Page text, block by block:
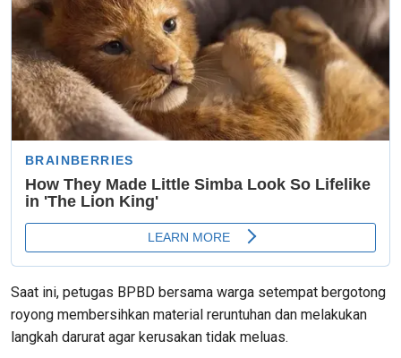
Saat ini, petugas BPBD bersama warga setempat bergotong
royong membersihkan material reruntuhan dan melakukan
langkah darurat agar kerusakan tidak meluas.